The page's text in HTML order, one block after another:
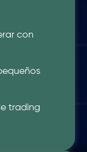
con
trading